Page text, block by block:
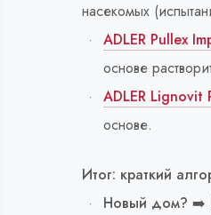
насекомых
ADLER Pullex
основе
ADLER Lignovit
основе.
Итог: краткий
Новый дом? ➡️